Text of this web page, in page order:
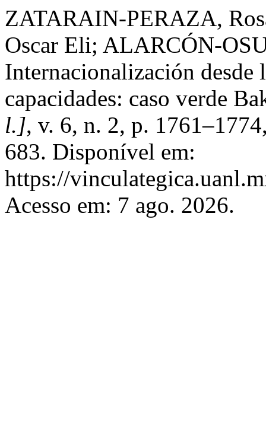
ZATARAIN-PERAZA,
Oscar Eli; ALARCÓN-
Internacionalización desde
capacidades: caso verde
l.], v. 6, n. 2, p.
683. Disponível em:
https://
Acesso em: 7 ago. 2026.